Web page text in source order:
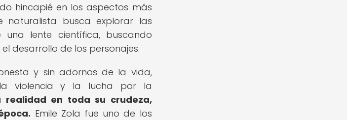
hincapié en los aspectos más
naturalista busca explorar las
lente científica, buscando
desarrollo de los personajes.
y sin adornos de la vida,
violencia y la lucha por la
en toda su crudeza,
Emile Zola fue uno de los